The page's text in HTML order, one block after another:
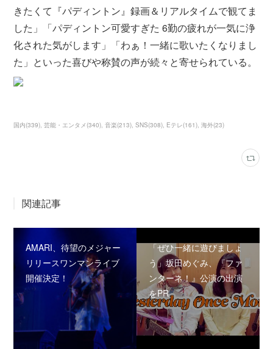
きたくて『パディントン』録画＆リアルタイムで観てま
した」「パディントン可愛すぎた 6勤の疲れが一気に浄
化された気がします」「わぁ！一緒に歌いたくなりまし
た」といった喜びや称賛の声が続々と寄せられている。
国内(339) 芸能・エンタメ (340) 音楽(213) SNS(308) Eテレ(161) 海外(23)
関連記事
AMARI、待望のメジャー
リリースワンマンライブ
開催決定！
「ぜひ一緒に遊びましょ
う」坂田めぐみ、『ファ
ンターネ！』公演の出演
をPR